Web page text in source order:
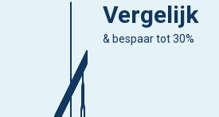
Vergelijk
& bespaar tot 30%